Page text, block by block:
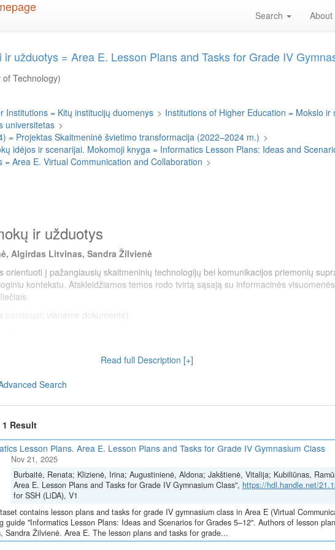
Search About
užduotys = Area E. Lesson Plans and Tasks for Grade IV
Technology)
Institutions = Kitų institucijų duomenys > Institutions of Higher Education = Mokslo ir
universitetas >
= Projektas Skaitmeninė švietimo transformacija (2022–2024 m.) >
idėjos ir scenarijai. Mokomoji knyga = Informatics Lesson Plans: Ideas and
Area E. Virtual Communication and Collaboration >
ir užduotys
Algirdas Litvinas, Sandra Žilvienė
orientuoti į pažangiausių skaitmeninių technologijų bei komunikacijos priemonių
kontekstu. Atskleidžiamos temos rodo tvirtą sąsają su informacinės
parsisiųsti viename dokumente)
(Algirdas Litvinas)
paslaugų tiekėjais (Algirdas Litvinas)
įvairovė (Sandra Žilvienė)
pagrindimas ir praktika (Sandra Žilvienė)
„Skaitmeninė švietimo transformacija („EdTech“)
(Nr. 10-004-P-0001)“, įgyvendintą
Sąjungos ekonomikos gaivinimo ir atsparumo didinimo priemonės
Grade IV Gymnasium Class
Algirdas Litvinas, Sandra Žilvienė
classare focused on understanding, evaluating, and applying the most advanced
Read full Description [+]
Search
Result
Lesson Plans. Area E. Lesson Plans and Tasks for Grade IV Gymnasium Class
Nov 21, 2025
Burbaitė, Renata; Klizienė, Irina; Augustinienė, Aldona; Jakštienė, Vitalija; Kubiliūnas,
Area E. Lesson Plans and Tasks for Grade IV Gymnasium Class", https://hdl.handle.net/
for SSH (LiDA), V1
contains lesson plans and tasks for grade IV gymnasium class in Area E (Virtual
guide "Informatics Lesson Plans: Ideas and Scenarios for Grades 5–12". Authors of lesson
Sandra Žilvienė. Area E. The lesson plans and tasks for grade...